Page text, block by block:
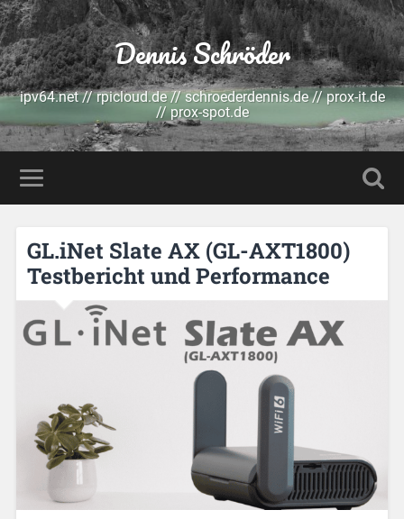
Dennis Schröder
ipv64.net // rpicloud.de // schroederdennis.de // prox-it.de
// prox-spot.de
GL.iNet Slate AX (GL-AXT1800)
Testbericht und Performance